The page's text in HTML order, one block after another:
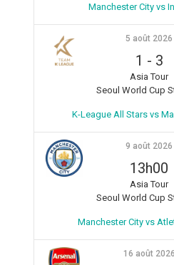
Manchester City vs
5 août 2026
1 - 3
Asia Tour
Seoul World Cup
K-League All Stars vs
9 août 2026
13h00
Asia Tour
Seoul World Cup
Manchester City vs
16 août 2026